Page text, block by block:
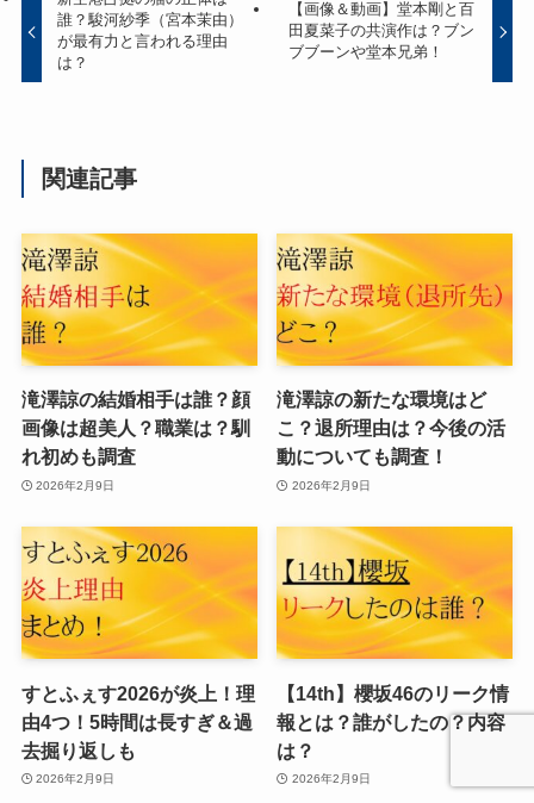
誰？駿河紗季（宮本茉由）
が最有力と言われる理由
は？
【画像＆動画】堂本剛と百
田夏菜子の共演作は？ブン
ブブーンや堂本兄弟！
関連記事
滝澤諒の結婚相手は誰？顔
画像は超美人？職業は？馴
れ初めも調査
2026年2月9日
滝澤諒の新たな環境はど
こ？退所理由は？今後の活
動についても調査！
2026年2月9日
すとふぇす2026が炎上！理
由4つ！5時間は長すぎ＆過
去掘り返しも
2026年2月9日
【14th】櫻坂46のリーク情
報とは？誰がしたの？内容
は？
2026年2月9日